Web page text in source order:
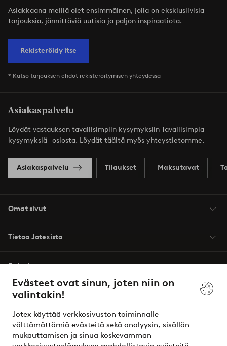
Evästeet ovat sinun, joten niin on
valintakin!
Jotex käyttää verkkosivuston toiminnalle
välttämättömiä evästeitä sekä analyysin, sisällön
mukauttamisen ja sinua koskevamman
Asiakkaana meillä olet ensimmäinen, jolla on eksklusiivisia
tarjouksia, jännittäviä uutisia ja paljon inspiraatiota.
Rekisteröidy itse
* Katso tarjouksen ehdot rekisteröitymisen yhteydessä
Asiakaspalvelu
Löydät vastauksen tavallisimpiin kysymyksiin Tavallisimpia
kysymyksiä -osiosta. Löydät täältä myös yhteystietomme.
Asiakaspalvelu Tilaukset Maksutavat
Omat sivut
Tietoa Jotexista
Palvelumme
Ehdot
Ystävät